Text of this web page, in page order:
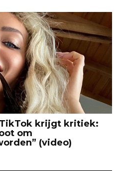
TikTok krijgt kritiek:
om
(video)